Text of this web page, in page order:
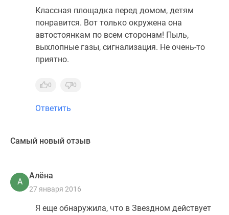
Классная площадка перед домом, детям
понравится. Вот только окружена она
автостоянкам по всем сторонам! Пыль,
выхлопные газы, сигнализация. Не очень-то
приятно.
0 0
Ответить
Самый новый отзыв
А
Алёна
27 января 2016
Я еще обнаружила, что в Звездном действует